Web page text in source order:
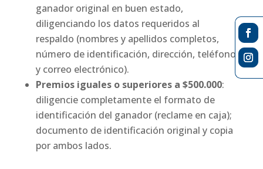
ganador original en buen estado,
diligenciando los datos requeridos al
respaldo (nombres y apellidos completos,
número de identificación, dirección, teléfono
y correo electrónico).
Premios iguales o superiores a $500.000:
diligencie completamente el formato de
identificación del ganador (reclame en caja);
documento de identificación original y copia
por ambos lados.